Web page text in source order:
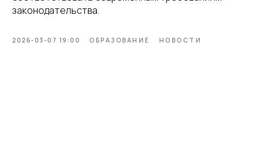
законодательства.
2026-03-07 19:00 ОБРАЗОВАНИЕ НОВОСТИ